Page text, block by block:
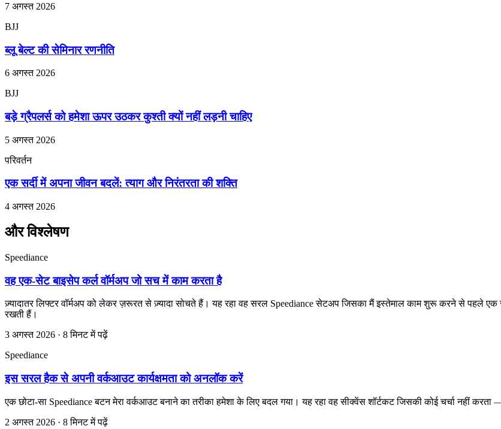
7 अगस्त 2026
BJJ
ब्लू बेल्ट की सेमिनार रणनीति
6 अगस्त 2026
BJJ
बड़े ग्रैपलर्स को हमेशा ऊपर उठकर कुश्ती क्यों नहीं लड़नी चाहिए
5 अगस्त 2026
परिवर्तन
एक सर्दी में अपना जीवन बदलें: त्याग और निरंतरता की शक्ति
4 अगस्त 2026
और विश्लेषण
Speediance
वह एक-सेट बाइसेप कर्ल वॉर्मअप जो सच में काम करता है
ज़्यादातर लिफ्टर वॉर्मअप को लेकर ज़रूरत से ज़्यादा सोचते हैं। यह रहा वह सरल Speediance सेटअप जिसका मैं इस्तेमाल काम शुरू करने से पहले
रखती हैं।
3 अगस्त 2026 · 8 मिनट में पढ़ें
Speediance
इस सरल हैक से अपनी वर्कआउट कार्यक्षमता को अनलॉक करें
एक छोटा-सा Speediance बटन मेरा वर्कआउट बनाने का तरीका हमेशा के लिए बदल गया। यह रहा वह सीक्वेंस शॉर्टकट जिसकी कोई चर्चा नहीं
2 अगस्त 2026 · 8 मिनट में पढ़ें